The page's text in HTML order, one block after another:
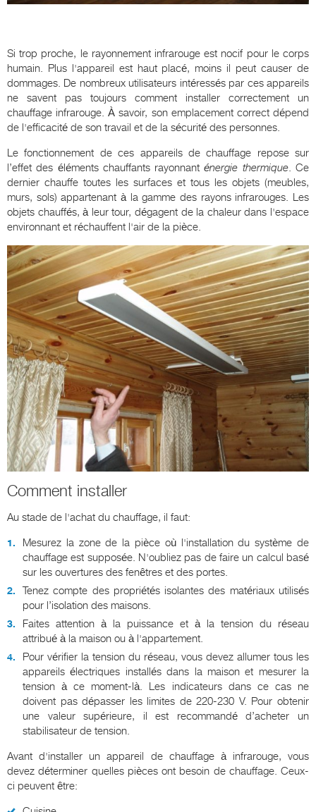
Si trop proche, le rayonnement infrarouge est nocif pour le corps
humain. Plus l'appareil est haut placé, moins il peut causer de
dommages. De nombreux utilisateurs intéressés par ces appareils
ne savent pas toujours comment installer correctement un
chauffage infrarouge. À savoir, son emplacement correct dépend
de l'efficacité de son travail et de la sécurité des personnes.
Le fonctionnement de ces appareils de chauffage repose sur
l’effet des éléments chauffants rayonnanténergie thermique. Ce
dernier chauffe toutes les surfaces et tous les objets (meubles,
murs, sols) appartenant à la gamme des rayons infrarouges. Les
objets chauffés, à leur tour, dégagent de la chaleur dans l'espace
environnant et réchauffent l'air de la pièce.
Comment installer
Au stade de l'achat du chauffage, il faut:
Mesurez la zone de la pièce où l'installation du système de
chauffage est supposée. N'oubliez pas de faire un calcul basé
sur les ouvertures des fenêtres et des portes.
Tenez compte des propriétés isolantes des matériaux utilisés
pour l’isolation des maisons.
Faites attention à la puissance et à la tension du réseau
attribué à la maison ou à l'appartement.
Pour vérifier la tension du réseau, vous devez allumer tous les
appareils électriques installés dans la maison et mesurer la
tension à ce moment-là. Les indicateurs dans ce cas ne
doivent pas dépasser les limites de 220-230 V. Pour obtenir
une valeur supérieure, il est recommandé d’acheter un
stabilisateur de tension.
Avant d'installer un appareil de chauffage à infrarouge, vous
devez déterminer quelles pièces ont besoin de chauffage. Ceux-
ci peuvent être: